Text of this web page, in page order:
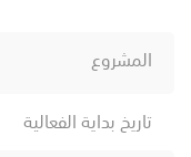
المشروع
تاريخ بداية الفعالية